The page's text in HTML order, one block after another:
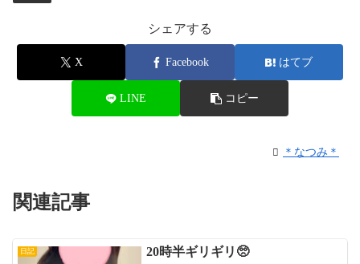
シェアする
X Facebook はてブ
LINE コピー
＊なつみ＊
関連記事
日記 20時半ギリギリ🥺